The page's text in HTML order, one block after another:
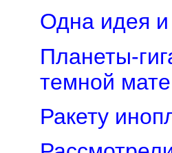
Одна идея и
Планеты-
темной
Ракету